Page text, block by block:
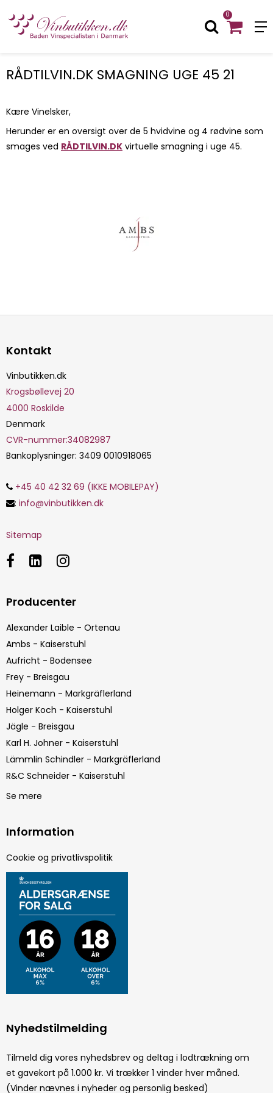
0
RÅDTILVIN.DK SMAGNING UGE 45 21
Kære Vinelsker,
Herunder er en oversigt over de 5 hvidvine og 4 rødvine som
smages ved RÅDTILVIN.DK virtuelle smagning i uge 45.
Kontakt
Vinbutikken.dk
Krogsbøllevej 20
4000 Roskilde
Denmark
CVR-nummer:34082987
Bankoplysninger: 3409 0010918065
+45 40 42 32 69 (IKKE MOBILEPAY)
: info@vinbutikken.dk
Sitemap
Producenter
Alexander Laible - Ortenau
Ambs - Kaiserstuhl
Aufricht - Bodensee
Frey - Breisgau
Heinemann - Markgräflerland
Holger Koch - Kaiserstuhl
Jägle - Breisgau
Karl H. Johner - Kaiserstuhl
Lämmlin Schindler - Markgräflerland
R&C Schneider - Kaiserstuhl
Se mere
Information
Cookie og privatlivspolitik
Nyhedstilmelding
Tilmeld dig vores nyhedsbrev og deltag i lodtrækning om
et gavekort på 1.000 kr. Vi trækker 1 vinder hver måned.
(Vinder nævnes i nyheder og personlig besked)